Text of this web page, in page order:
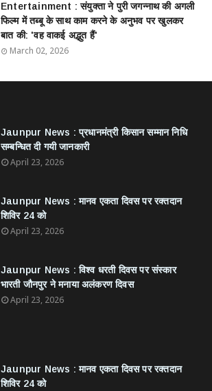
Entertainment : ​संयुक्ता ने पुरी जगन्नाथ की अगली
फिल्म में तब्बू के साथ काम करने के अनुभव पर खुलकर
बात की: 'वह वाकई अद्भुत हैं'
March 02, 2026
Jaunpur News : ​प्रधानमंत्री किसान सम्मान निधि
सम्बन्धित दी गयी जानकारी
April 23, 2026
Jaunpur News : ​मानव एकता दिवस पर रक्तदान
शिविर 24 को
April 23, 2026
Jaunpur News : विश्व धरती दिवस पर संस्कार
भारती जौनपुर ने मनाया अलंकरण दिवस
April 23, 2026
Jaunpur News : ​मानव एकता दिवस पर रक्तदान
शिविर 24 को